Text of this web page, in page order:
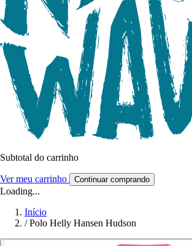
Subtotal do carrinho
Ver meu carrinho Continuar comprando
Loading...
Início
/ Polo Helly Hansen Hudson